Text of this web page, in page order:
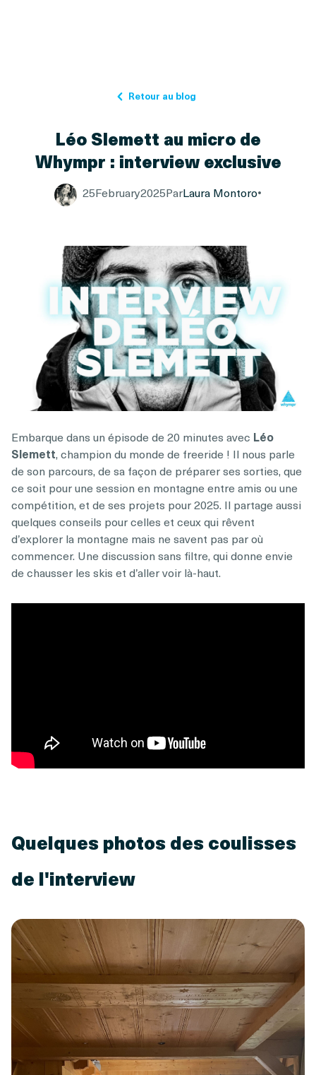
Retour au blog
Léo Slemett au micro de
Whympr : interview exclusive
ParLaura Montoro•
25February2025
Embarque dans un épisode de 20 minutes avec Léo
Slemett, champion du monde de freeride ! Il nous parle
de son parcours, de sa façon de préparer ses sorties, que
ce soit pour une session en montagne entre amis ou une
compétition, et de ses projets pour 2025. Il partage aussi
quelques conseils pour celles et ceux qui rêvent
d’explorer la montagne mais ne savent pas par où
commencer. Une discussion sans filtre, qui donne envie
de chausser les skis et d’aller voir là-haut.
Quelques photos des coulisses
de l'interview